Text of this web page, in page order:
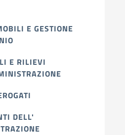
E GESTIONE
E RILIEVI
DELL'